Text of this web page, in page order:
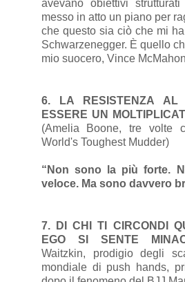
avevano obiettivi
messo in atto un piano per
che questo sia ciò che mi
Schwarzenegger. È quello
mio suocero, Vince
6. LA RESISTENZA AL
ESSERE UN
(Amelia Boone, tre volte
World's Toughest Mudder)
“Non sono la più forte.
veloce. Ma sono davvero
7. DI CHI TI CIRCONDI
EGO SI SENTE
Waitzkin, prodigio degli
mondiale di push hands,